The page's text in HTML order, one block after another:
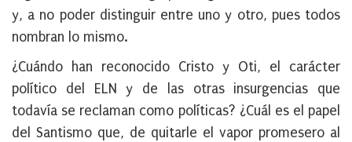
y, a no poder distinguir entre uno y otro, pues todos
nombran lo mismo.
¿Cuándo han reconocido Cristo y Oti, el carácter
político del ELN y de las otras insurgencias que
todavía se reclaman como políticas? ¿Cuál es el papel
del Santismo que, de quitarle el vapor promesero al